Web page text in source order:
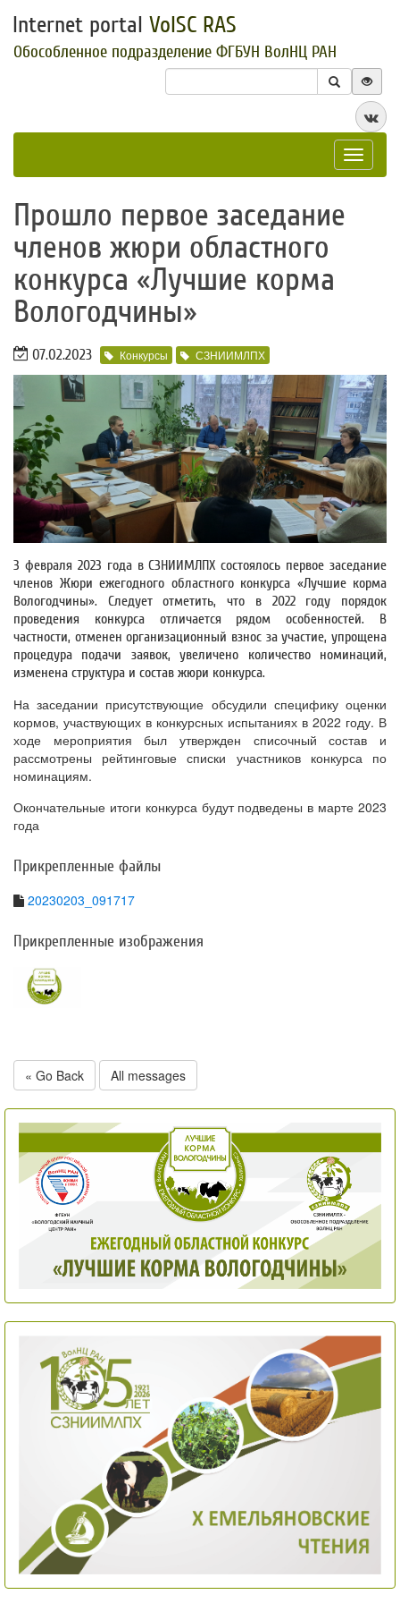
Internet portal VolSC RAS
Обособленное подразделение ФГБУН ВолНЦ РАН
Toggle
​Прошло первое заседание
членов жюри областного
конкурса «Лучшие корма
Вологодчины»
07.02.2023 Конкурсы СЗНИИМЛПХ
3 февраля 2023 года в СЗНИИМЛПХ состоялось первое заседание
членов Жюри ежегодного областного конкурса «Лучшие корма
Вологодчины». Следует отметить, что в 2022 году порядок
проведения конкурса отличается рядом особенностей. В
частности, отменен организационный взнос за участие, упрощена
процедура подачи заявок, увеличено количество номинаций,
изменена структура и состав жюри конкурса.
На заседании присутствующие обсудили специфику оценки
кормов, участвующих в конкурсных испытаниях в 2022 году. В
ходе мероприятия был утвержден списочный состав и
рассмотрены рейтинговые списки участников конкурса по
номинациям.
Окончательные итоги конкурса будут подведены в марте 2023
года
Прикрепленные файлы
20230203_091717
Прикрепленные изображения
« Go Back All messages